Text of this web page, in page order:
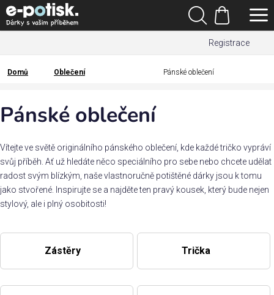
Přejít
na
obsah
Registrace
Hledat
Nákupní
košík
pro
Rodina
/
Láska
sport
Domů
Domů Oblečení Pánské oblečení
Pánské oblečení
Vítejte ve světě originálního pánského oblečení, kde každé tričko vypráví
svůj příběh. Ať už hledáte něco speciálního pro sebe nebo chcete udělat
radost svým blízkým, naše vlastnoručně potištěné dárky jsou k tomu
jako stvořené. Inspirujte se a najděte ten pravý kousek, který bude nejen
stylový, ale i plný osobitosti!
Zástěry Trička